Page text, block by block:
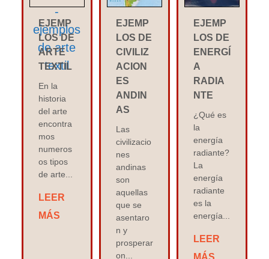
EJEMP
LOS DE
ARTE
TEXTIL
En la
historia
del arte
encontra
mos
numeros
os tipos
de arte...
LEER
MÁS
EJEMP
LOS DE
CIVILIZ
ACION
ES
ANDIN
AS
Las
civilizacio
nes
andinas
son
aquellas
que se
asentaro
n y
prosperar
on...
EJEMP
LOS DE
ENERGÍ
A
RADIA
NTE
¿Qué es
la
energía
radiante?
La
energía
radiante
es la
energía...
LEER